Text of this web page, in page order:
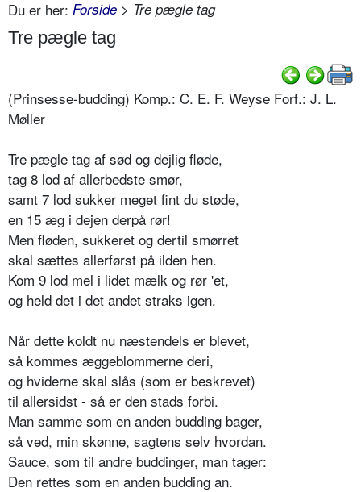
Du er her: Forside > Tre pægle tag
Tre pægle tag
(Prinsesse-budding) Komp.: C. E. F. Weyse Forf.: J. L.
Møller
Tre pægle tag af sød og dejlig fløde,
tag 8 lod af allerbedste smør,
samt 7 lod sukker meget fint du støde,
en 15 æg i dejen derpå rør!
Men fløden, sukkeret og dertil smørret
skal sættes allerførst på ilden hen.
Kom 9 lod mel i lidet mælk og rør 'et,
og held det i det andet straks igen.
Når dette koldt nu næstendels er blevet,
så kommes æggeblommerne deri,
og hviderne skal slås (som er beskrevet)
til allersidst - så er den stads forbi.
Man samme som en anden budding bager,
så ved, min skønne, sagtens selv hvordan.
Sauce, som til andre buddinger, man tager:
Den rettes som en anden budding an.